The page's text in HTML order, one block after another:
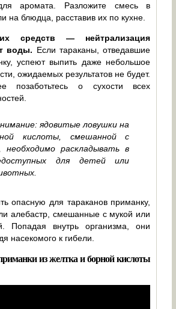
аромата. Разложите смесь в
на блюдца, расставив их по кухне.
средств — нейтрализация
воды. Если тараканы, отведавшие
успеют выпить даже небольшое
ожидаемых результатов не будет.
позаботьтесь о сухости всех
ядовитые ловушки на
кислоты, смешанной с
необходимо раскладывать в
для детей или
опасную для тараканов приманку,
алебастр, смешанные с мукой или
Попадая внутрь организма, они
насекомого к гибели.
из желтка и борной кислоты